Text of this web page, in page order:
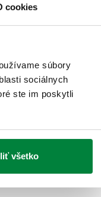
cookies
súbory
sociálnych
ste im poskytli
všetko
ventil, Ekvipercentná
prevádzkový tlak:
tlak: PN 16.
6,3